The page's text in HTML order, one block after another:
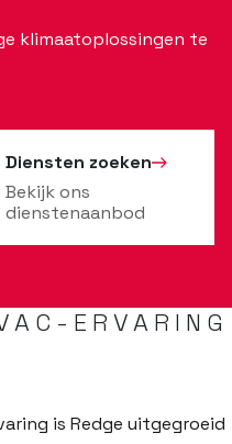
klimaatoplossingen te
Diensten zoeken
Bekijk ons
dienstenaanbod
ERVARING
is Redge uitgegroeid